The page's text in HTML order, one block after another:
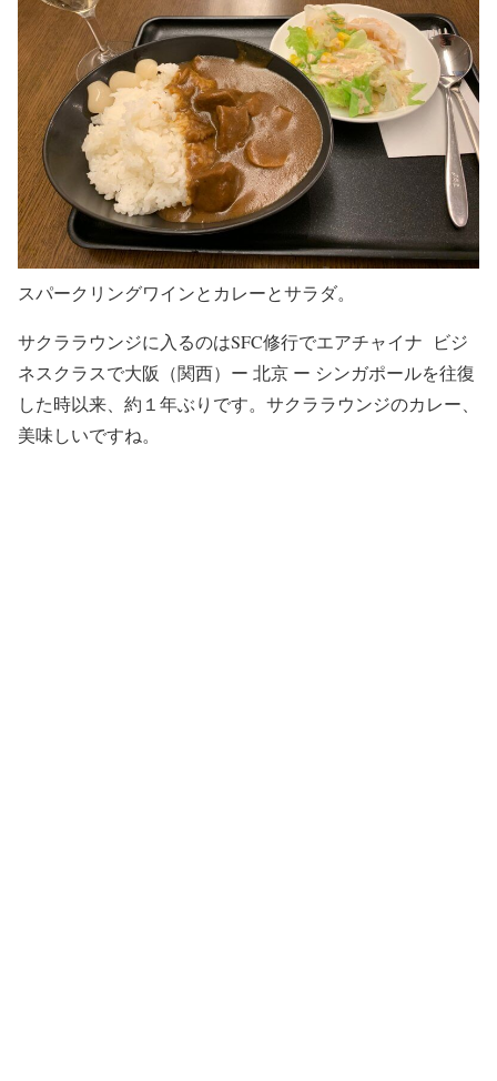
スパークリングワインとカレーとサラダ。
サクララウンジに入るのはSFC修行でエアチャイナ ビジ
ネスクラスで大阪（関西）ー 北京 ー シンガポールを往復
した時以来、約１年ぶりです。サクララウンジのカレー、
美味しいですね。